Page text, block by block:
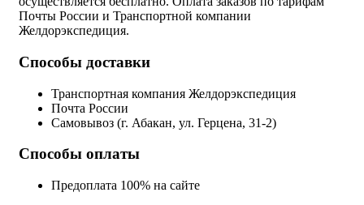
Почты России и Транспортной компании
Желдорэкспедиция.
Способы доставки
Транспортная компания Желдорэкспедиция
Почта России
Самовывоз (г. Абакан, ул. Герцена, 31-2)
Способы оплаты
Предоплата 100% на сайте